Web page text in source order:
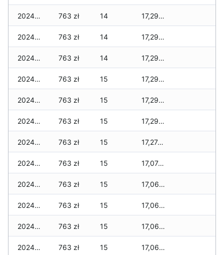
2024-09-11 763 zł 14 17,290 zł
2024-09-10 763 zł 14 17,290 zł
2024-09-09 763 zł 14 17,290 zł
2024-09-08 763 zł 15 17,290 zł
2024-09-07 763 zł 15 17,290 zł
2024-09-06 763 zł 15 17,290 zł
2024-09-05 763 zł 15 17,274 zł
2024-09-04 763 zł 15 17,074 zł
2024-09-03 763 zł 15 17,066 zł
2024-09-02 763 zł 15 17,066 zł
2024-09-01 763 zł 15 17,066 zł
2024-08-31 763 zł 15 17,066 zł